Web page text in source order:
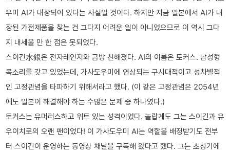
우미 AI가 내장되어 있다는 사실일 것이다. 하지만 지금 일본에서 AI가 내
장된 가전제품을 찾는 건 그다지 어려운 일이 아니었으므로 이 역시 그다
지 내세울 만 한 점은 못되었다.
스이긴水銀은 전자레인지와 금방 친해졌다. AI의 이름은 토커스. 남성형
목소리를 갖고 있었는데, 가사도우미에 연상되는 구시대적이고 성차별적
인 고정관념을 타파하기 위해서라고 했다. (이 같은 고정관념은 2054년
에도 일본이 해결해야 하는 수많은 문제 중 하나였다.)
토커스는 유머러스하고 위트 있는 성격이었다. 놀랍게도 그는 스이긴과 유
우이치로의 오랜 팬이었다! 이 가사도우미 AI는 역할을 배정받기도 전부
터 스이긴이 운영하는 동영상 채널을 구독해 왔다고 했다. 그는 초창기에